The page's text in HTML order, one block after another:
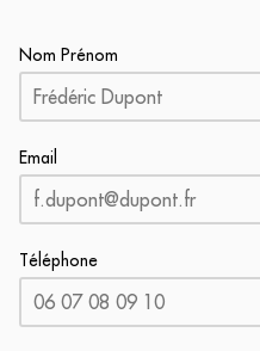
Nom Prénom
Email
Téléphone